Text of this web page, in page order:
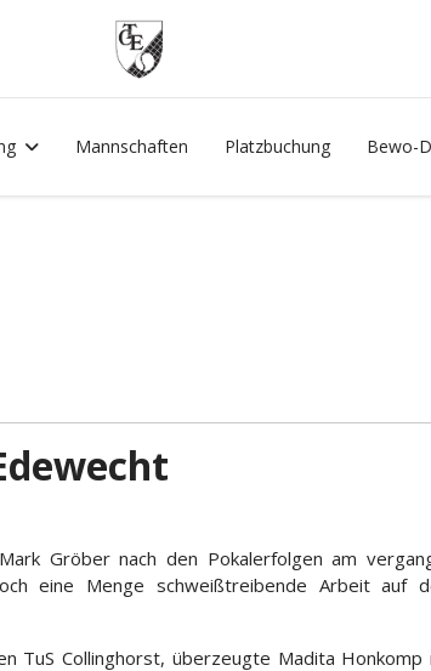
Mannschaften Platzbuchung Bewo-
Gröber nach den Pokalerfolgen am
eine Menge schweißtreibende Arbeit auf
TuS Collinghorst, überzeugte Madita Honkomp